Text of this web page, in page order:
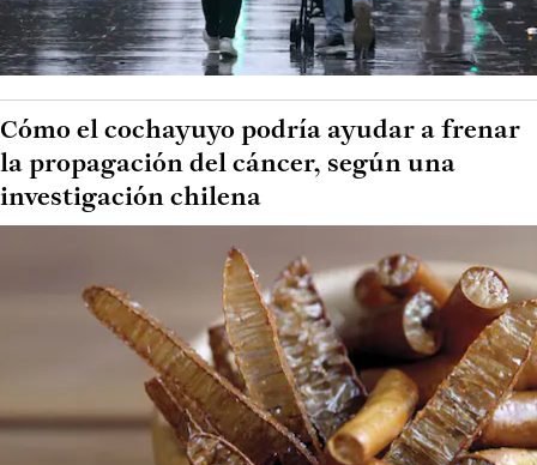
Cómo el cochayuyo podría ayudar a frenar
la propagación del cáncer, según una
investigación chilena